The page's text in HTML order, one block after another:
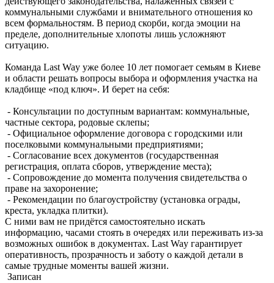
коммунальными службами и внимательного отношения ко
всем формальностям. В период скорби, когда эмоции на
пределе, дополнительные хлопоты лишь усложняют
ситуацию.
Команда Last Way уже более 10 лет помогает семьям в Киеве
и области решать вопросы выбора и оформления участка на
кладбище «под ключ». И берет на себя:
- Консультации по доступным вариантам: коммунальные,
частные сектора, родовые склепы;
- Официальное оформление договора с городскими или
поселковыми коммунальными предприятиями;
- Согласование всех документов (государственная
регистрация, оплата сборов, утверждение места);
- Сопровождение до момента получения свидетельства о
праве на захоронение;
- Рекомендации по благоустройству (установка ограды,
креста, укладка плитки).
С ними вам не придётся самостоятельно искать
информацию, часами стоять в очередях или переживать из-за
возможных ошибок в документах. Last Way гарантирует
оперативность, прозрачность и заботу о каждой детали в
самые трудные моменты вашей жизни.
Записан